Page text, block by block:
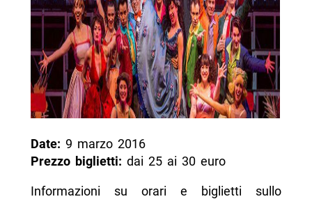
Date: 9 marzo 2016
Prezzo biglietti: dai 25 ai 30 euro
Informazioni su orari e biglietti sullo